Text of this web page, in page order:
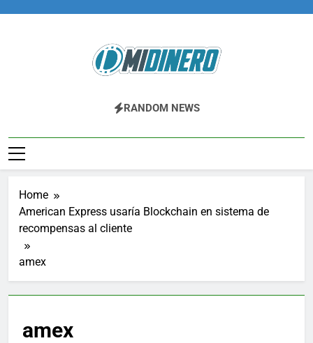
Midinero.co
Fintech, Criptomonedas
RANDOM NEWS
Home
American Express usaría Blockchain en sistema de
recompensas al cliente
amex
amex